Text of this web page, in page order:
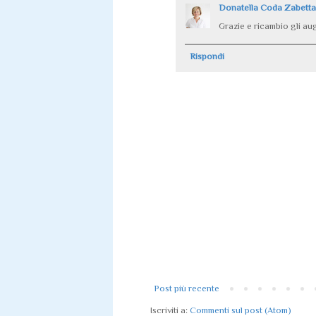
Donatella Coda Zabetta
Grazie e ricambio gli
Rispondi
Post più recente
Iscriviti a: Commenti sul post (Atom)